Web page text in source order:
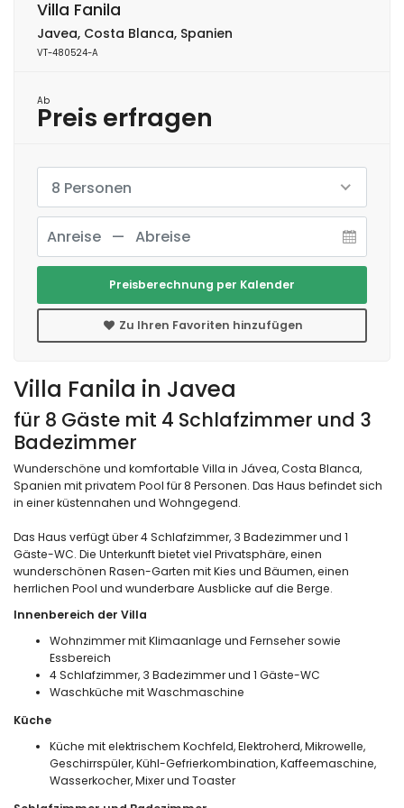
Villa Fanila in Javea
für 8 Gäste mit 4 Schlafzimmer und 3
Badezimmer
Wunderschöne und komfortable Villa in Jávea, Costa Blanca,
Spanien mit privatem Pool für 8 Personen. Das Haus befindet sich
in einer küstennahen und Wohngegend.
Das Haus verfügt über 4 Schlafzimmer, 3 Badezimmer und 1
Gäste-WC. Die Unterkunft bietet viel Privatsphäre, einen
wunderschönen Rasen-Garten mit Kies und Bäumen, einen
herrlichen Pool und wunderbare Ausblicke auf die Berge.
Innenbereich der Villa
Wohnzimmer mit Klimaanlage und Fernseher sowie
Essbereich
4 Schlafzimmer, 3 Badezimmer und 1 Gäste-WC
Waschküche mit Waschmaschine
Küche
Küche mit elektrischem Kochfeld, Elektroherd, Mikrowelle,
Geschirrspüler, Kühl-Gefrierkombination, Kaffeemaschine,
Wasserkocher, Mixer und Toaster
Villa Fanila
Javea, Costa Blanca, Spanien
VT-480524-A
Ab
Preis erfragen
8 Personen
Preisberechnung per Kalender
Zu Ihren Favoriten hinzufügen